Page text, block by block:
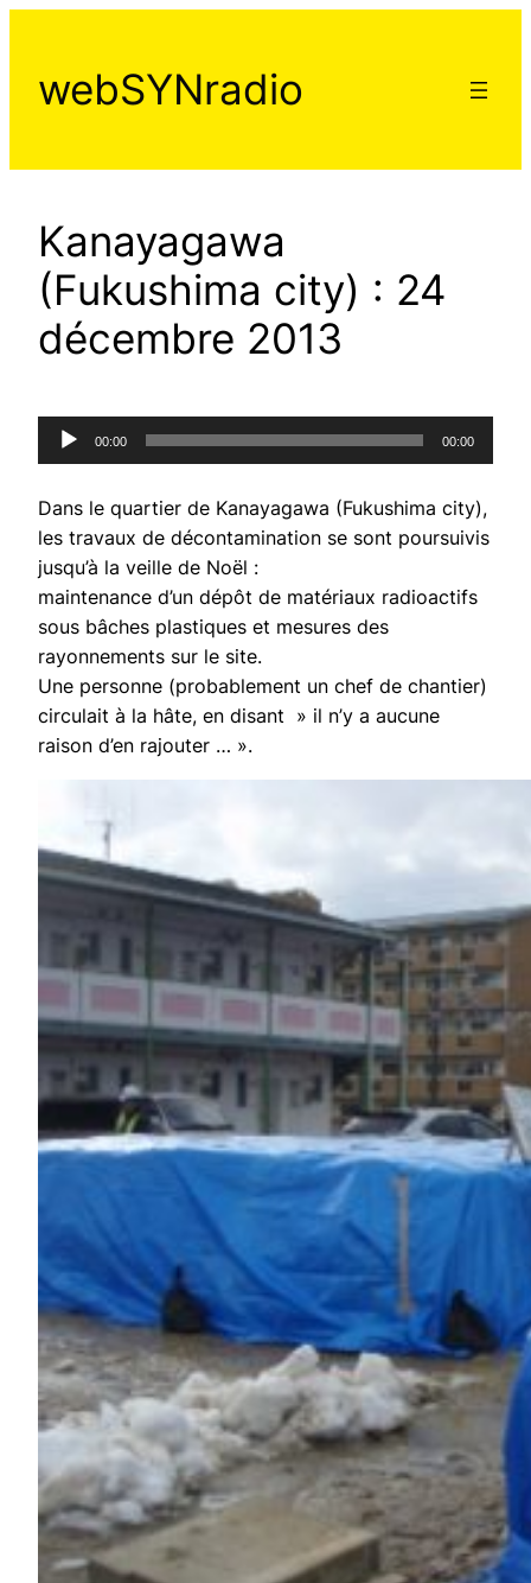
contenu
webSYNradio
Kanayagawa
(Fukushima city) : 24
décembre 2013
Lecteur
audio
00:00 00:00
Dans le quartier de Kanayagawa (Fukushima city),
les travaux de décontamination se sont poursuivis
jusqu’à la veille de Noël :
maintenance d’un dépôt de matériaux radioactifs
sous bâches plastiques et mesures des
rayonnements sur le site.
Une personne (probablement un chef de chantier)
circulait à la hâte, en disant » il n’y a aucune
raison d’en rajouter … ».